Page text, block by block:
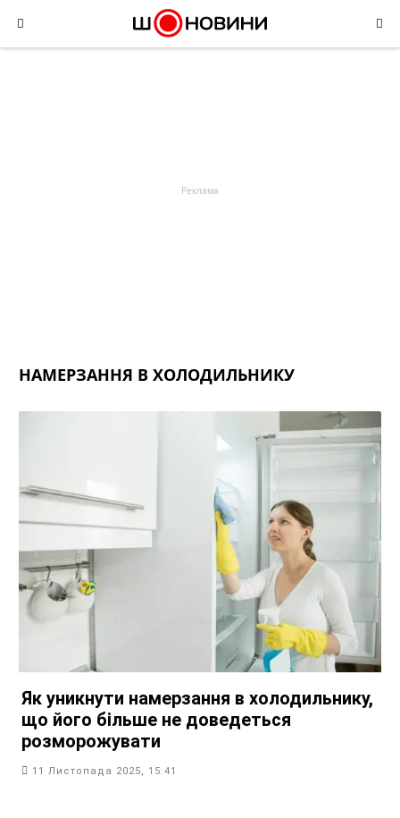
content
НАМЕРЗАННЯ В ХОЛОДИЛЬНИКУ
Як уникнути намерзання в холодильнику,
що його більше не доведеться
розморожувати
11 Листопада 2025, 15:41